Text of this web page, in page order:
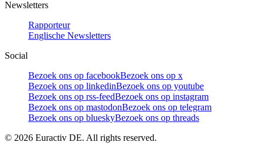
Newsletters
Rapporteur
Englische Newsletters
Social
Bezoek ons op facebookBezoek ons op x
Bezoek ons op linkedinBezoek ons op youtube
Bezoek ons op rss-feedBezoek ons op instagram
Bezoek ons op mastodonBezoek ons op telegram
Bezoek ons op blueskyBezoek ons op threads
© 2026 Euractiv DE. All rights reserved.